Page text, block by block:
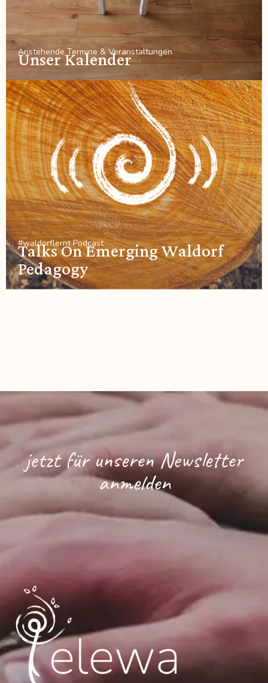
Anstehende Termine & Veranstaltungen
Unser Kalender
#waldorflernt Podcast
Talks On Emerging Waldorf
Pedagogy
jetzt für unseren Newsletter
anmelden